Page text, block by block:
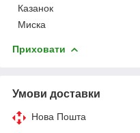
Казанок
Миска
Приховати
Умови доставки
Нова Пошта